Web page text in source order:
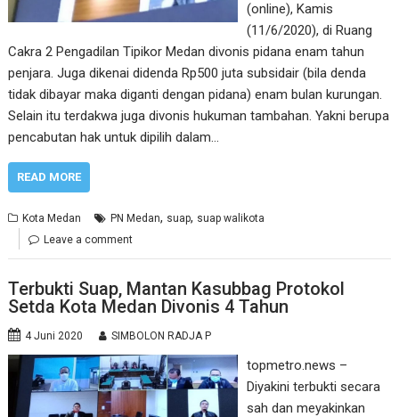
(online), Kamis
(11/6/2020), di Ruang
Cakra 2 Pengadilan Tipikor Medan divonis pidana enam tahun
penjara. Juga dikenai didenda Rp500 juta subsidair (bila denda
tidak dibayar maka diganti dengan pidana) enam bulan kurungan.
Selain itu terdakwa juga divonis hukuman tambahan. Yakni berupa
pencabutan hak untuk dipilih dalam…
READ MORE
Kota Medan PN Medan, suap, suap walikota
Leave a comment
Terbukti Suap, Mantan Kasubbag Protokol
Setda Kota Medan Divonis 4 Tahun
4 Juni 2020 SIMBOLON RADJA P
topmetro.news –
Diyakini terbukti secara
sah dan meyakinkan